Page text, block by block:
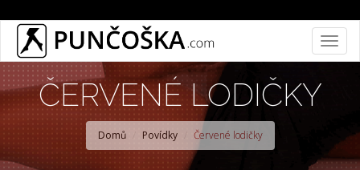
Přejít
hlavnímu
obsahuČERVENÉ LODIČKY
Domů Povídky Červené lodičky